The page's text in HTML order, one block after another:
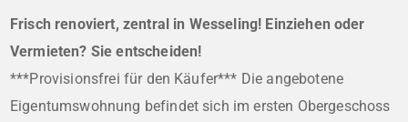
Frisch renoviert, zentral in Wesseling! Einziehen oder
Vermieten? Sie entscheiden!
***Provisionsfrei für den Käufer*** Die angebotene
Eigentumswohnung befindet sich im ersten Obergeschoss